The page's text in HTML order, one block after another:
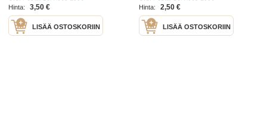
Miller ja Benny
Goodman.Ensipäiväleima,
Hinta:
3,50 €
LISÄÄ OSTOSKORIIN
Hoagy
Hinta:
2,50 €
LISÄÄ OSTOSKORIIN